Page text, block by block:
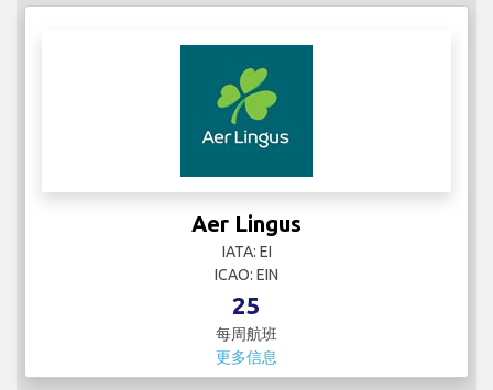
Aer Lingus
IATA: EI
ICAO: EIN
25
每周航班
更多信息